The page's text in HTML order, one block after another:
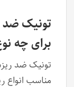
تونیک
برای چه
مناسب انواع